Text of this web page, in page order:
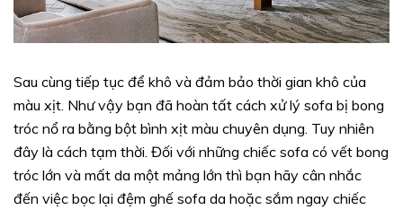
Sau cùng tiếp tục để khô và đảm bảo thời gian khô của
màu xịt. Như vậy bạn đã hoàn tất cách xử lý sofa bị bong
tróc nổ ra bằng bột bình xịt màu chuyên dụng. Tuy nhiên
đây là cách tạm thời. Đối với những chiếc sofa có vết bong
tróc lớn và mất da một mảng lớn thì bạn hãy cân nhắc
đến việc bọc lại đệm ghế sofa da hoặc sắm ngay chiếc